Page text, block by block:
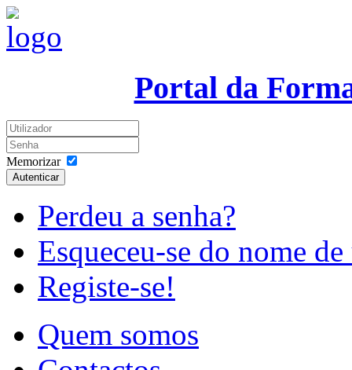
Portal da
Memorizar
Autenticar
Perdeu a senha?
Esqueceu-se do nome
Registe-se!
Quem somos